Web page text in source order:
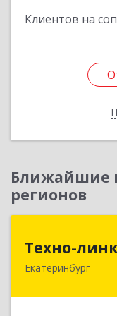
Клиентов на
Ближайшие
регионов
Техно-линк
Екатеринбург
620000,